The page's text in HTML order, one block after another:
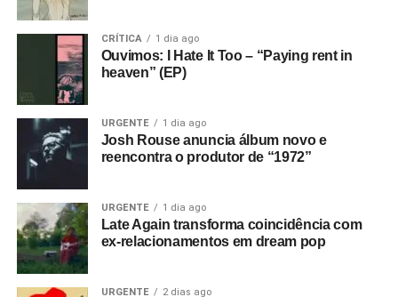
CRÍTICA 1 dia ago
Ouvimos: I Hate It Too – “Paying rent in
heaven” (EP)
URGENTE 1 dia ago
Josh Rouse anuncia álbum novo e
reencontra o produtor de “1972”
URGENTE 1 dia ago
Late Again transforma coincidência com
ex-relacionamentos em dream pop
URGENTE 2 dias ago